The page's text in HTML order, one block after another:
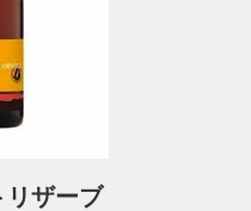
リザーブ